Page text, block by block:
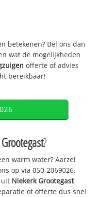
betekenen? Bel ons dan
wat de mogelijkheden
offerte of advies
bereikbaar!
?
warm water? Aarzel
op via 050-2069026.
uit Niekerk Grootegast
of offerte dus snel